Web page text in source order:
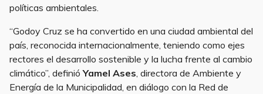
políticas ambientales.
“Godoy Cruz se ha convertido en una ciudad ambiental del
país, reconocida internacionalmente, teniendo como ejes
rectores el desarrollo sostenible y la lucha frente al cambio
climático”, definióYamel Ases , directora de Ambiente y
Energía de la Municipalidad, en diálogo con la Red de